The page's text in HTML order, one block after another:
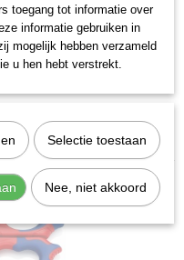
(diameter):12 mm
35 mm2
toegang tot informatie over
informatie gebruiken in
mogelijk hebben verzameld
u hen hebt verstrekt.
Selectie toestaan
Nee, niet akkoord